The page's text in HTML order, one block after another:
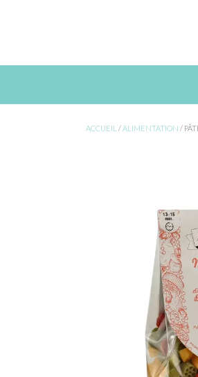
ACCUEIL /ALIMENTATION /